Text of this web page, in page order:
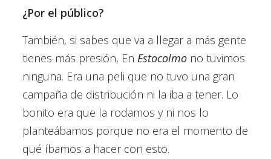
¿Por el público?
También, si sabes que va a llegar a más gente
tienes más presión, En Estocolmono tuvimos
ninguna. Era una peli que no tuvo una gran
campaña de distribución ni la iba a tener. Lo
bonito era que la rodamos y ni nos lo
planteábamos porque no era el momento de
qué íbamos a hacer con esto.